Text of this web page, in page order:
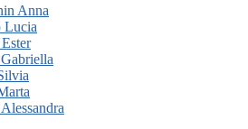
Anna
Lucia